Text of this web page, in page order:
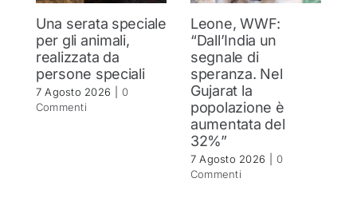
Una serata speciale
per gli animali,
realizzata da
persone speciali
7 Agosto 2026
0
Commenti
Leone, WWF:
“Dall’India un
segnale di
speranza. Nel
Gujarat la
popolazione è
aumentata del
32%”
7 Agosto 2026
0
Commenti